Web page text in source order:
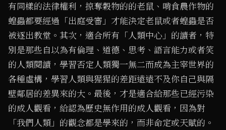
有同樣的法律權利，掠奪穀物的的老鼠、啃食農作物的
蝗蟲都要經過「出庭受審」才能決定老鼠或者蝗蟲是否
被逐出教堂。其次，適合所有「人類中心」的讀者，特
別是那些自以為有倫理、道德、思考、語言能力或者笑
的人類閱讀，學習否定人類獨一無二而成為主宰世界的
各種虛構，學習人類與猩猩的差距遠遠不及你自己與隔
壁鄰居的差異來的大。最後，才是適合給那些已經污染
的成人觀看，給認為歷史無作用的成人觀看，因為對
「我們人類」的觀念都是學來的，而非命定或天賦的。